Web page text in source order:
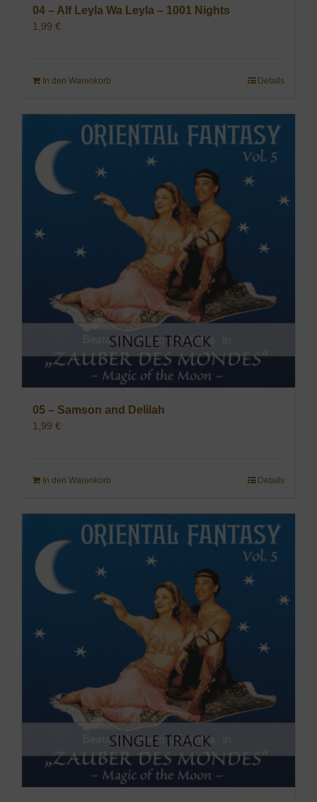
04 – Alf Leyla Wa Leyla – 1001 Nights
1,99 €
In den Warenkorb Details
05 – Samson and Delilah
1,99 €
In den Warenkorb Details